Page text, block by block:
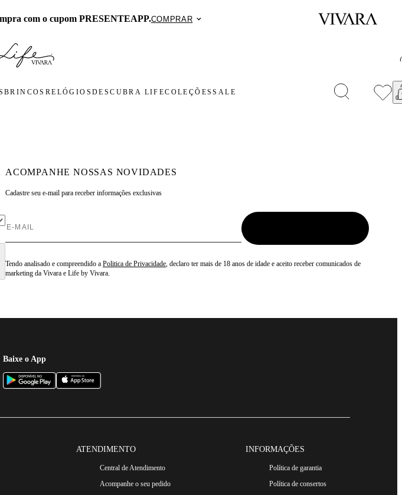
com o cupom PRESENTEAPP.COMPRAR
BRINCOS RELÓGIOSDESCUBRA LIFECOLEÇÕESSALE
ACOMPANHE NOSSAS NOVIDADES
Cadastre seu e-mail para receber informações exclusivas
Tendo analisado e compreendido a Politica de Privacidade, declaro ter mais de 18 anos de idade e aceito receber comunicados de
marketing da Vivara e Life by Vivara.
Baixe o App
ATENDIMENTO
Central de Atendimento
Acompanhe o seu pedido
INFORMAÇÕES
Política de garantia
Política de consertos